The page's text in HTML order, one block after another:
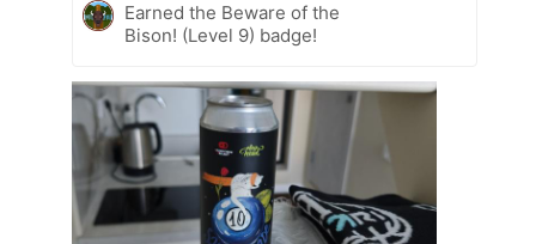
Earned the Beware of the
Bison! (Level 9) badge!